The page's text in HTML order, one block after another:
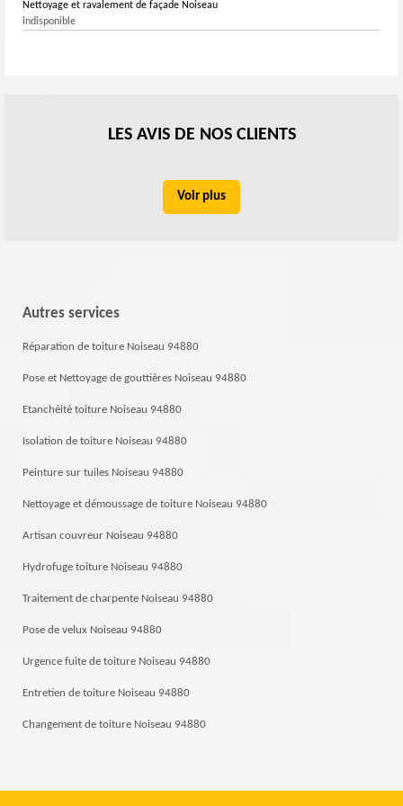
Nettoyage et ravalement de façade Noiseau
indisponible
LES AVIS DE NOS CLIENTS
Voir plus
Autres services
Réparation de toiture Noiseau 94880
Pose et Nettoyage de gouttières Noiseau 94880
Etanchéité toiture Noiseau 94880
Isolation de toiture Noiseau 94880
Peinture sur tuiles Noiseau 94880
Nettoyage et démoussage de toiture Noiseau 94880
Artisan couvreur Noiseau 94880
Hydrofuge toiture Noiseau 94880
Traitement de charpente Noiseau 94880
Pose de velux Noiseau 94880
Urgence fuite de toiture Noiseau 94880
Entretien de toiture Noiseau 94880
Changement de toiture Noiseau 94880